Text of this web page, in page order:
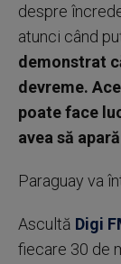
despre
atunci când
demonstrat
devreme.
poate face
avea să
Paraguay va
Ascultă Digi
fiecare 30 de